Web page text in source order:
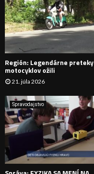
:
Región: Legendárne preteky
motocyklov ožili
21. júla 2026
Spravodajstvo